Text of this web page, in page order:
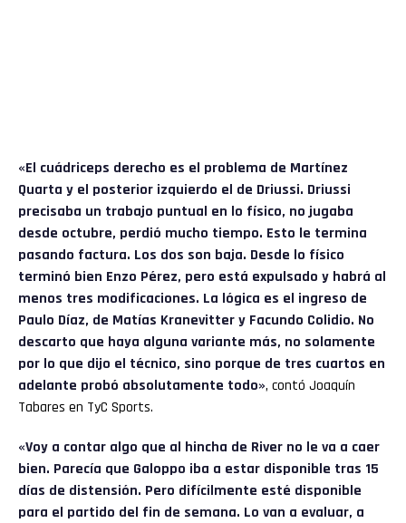
«El cuádriceps derecho es el problema de Martínez
Quarta y el posterior izquierdo el de Driussi. Driussi
precisaba un trabajo puntual en lo físico, no jugaba
desde octubre, perdió mucho tiempo. Esto le termina
pasando factura. Los dos son baja. Desde lo físico
terminó bien Enzo Pérez, pero está expulsado y habrá al
menos tres modificaciones. La lógica es el ingreso de
Paulo Díaz, de Matías Kranevitter y Facundo Colidio. No
descarto que haya alguna variante más, no solamente
por lo que dijo el técnico, sino porque de tres cuartos en
adelante probó absolutamente todo», contó Joaquín
Tabares en TyC Sports.
«Voy a contar algo que al hincha de River no le va a caer
bien. Parecía que Galoppo iba a estar disponible tras 15
días de distensión. Pero difícilmente esté disponible
para el partido del fin de semana. Lo van a evaluar, a